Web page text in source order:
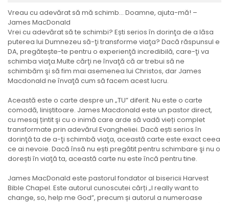
Vreau cu adevărat să mă schimb… Doamne, ajuta-mă! –
James MacDonald
Vrei cu adevărat să te schimbi? Ești serios în dorinţa de a lăsa
puterea lui Dumnezeu să-ţi transforme viaţa? Dacă răspunsul e
DA, pregătește-te pentru o experienţă incredibilă, care-ţi va
schimba viaţa.Multe cărţi ne învaţă că ar trebui să ne
schimbăm şi să fim mai asemenea lui Christos, dar James
Macdonald ne învaţă cum să facem acest lucru.
Această este o carte despre un „TU” diferit. Nu este o carte
comodă, liniștitoare. James Macdonald este un pastor direct,
cu mesaj țintit şi cu o inimă care arde să vadă vieți complet
transformate prin adevărul Evangheliei. Dacă ești serios în
dorinţă ta de a-ţi schimbă viaţa, această carte este exact ceea
ce ai nevoie. Dacă însă nu ești pregătit pentru schimbare şi nu o
dorești în viaţă ta, această carte nu este încă pentru tine.
James MacDonald este pastorul fondator al bisericii Harvest
Bible Chapel. Este autorul cunoscutei cărți „I really want to
change, so, help me God”, precum și autorul a numeroase